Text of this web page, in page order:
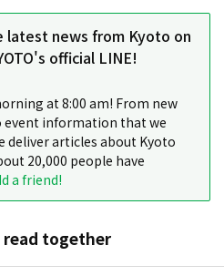
latest news from Kyoto on
official LINE!
at 8:00 am! From new
information that we
deliver articles about Kyoto
20,000 people have
a friend!
together